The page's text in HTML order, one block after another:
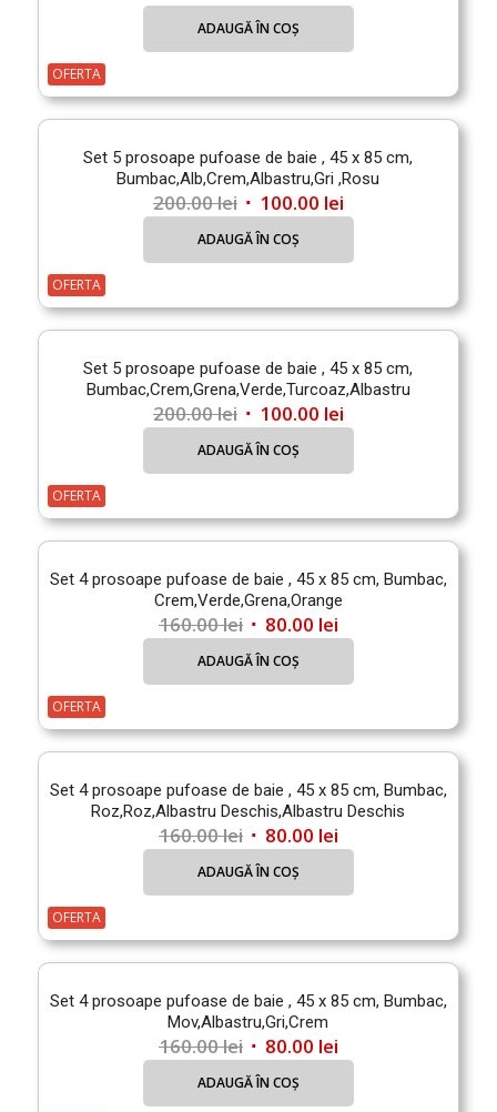
inițial
200.00 lei.
curent
este:
ADAUGĂ ÎN COȘ
OFERTA
Set 5 prosoape pufoase de baie , 45 x 85 cm,
Bumbac,Alb,Crem,Albastru,Gri ,Rosu
200.00lei Prețul
inițial
200.00 lei.
100.00 leiPrețul
curent
este:
ADAUGĂ ÎN COȘ
OFERTA
Set 5 prosoape pufoase de baie , 45 x 85 cm,
Bumbac,Crem,Grena,Verde,Turcoaz,Albastru
200.00lei Prețul
inițial
200.00 lei.
100.00 leiPrețul
curent
este:
ADAUGĂ ÎN COȘ
OFERTA
Set 4 prosoape pufoase de baie , 45 x 85 cm, Bumbac,
Crem,Verde,Grena,Orange
160.00lei Prețul
inițial
160.00 lei.
80.00 leiPrețul
curent
este:
ADAUGĂ ÎN COȘ
OFERTA
Set 4 prosoape pufoase de baie , 45 x 85 cm, Bumbac,
Roz,Roz,Albastru Deschis,Albastru Deschis
160.00lei Prețul
inițial
160.00 lei.
80.00 leiPrețul
curent
este:
ADAUGĂ ÎN COȘ
OFERTA
Set 4 prosoape pufoase de baie , 45 x 85 cm, Bumbac,
Mov,Albastru,Gri,Crem
160.00lei Prețul
inițial
80.00 leiPrețul
curent
este:
ADAUGĂ ÎN COȘ